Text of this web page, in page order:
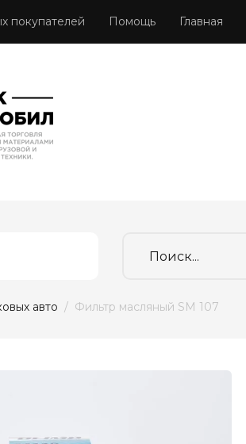
покупателей Помощь Главная
авто /  Фильтр масляный SM 107